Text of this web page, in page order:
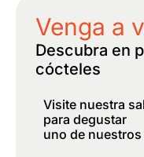
Venga a
Descubra en
cócteles
Visite nuestra
para degustar
uno de